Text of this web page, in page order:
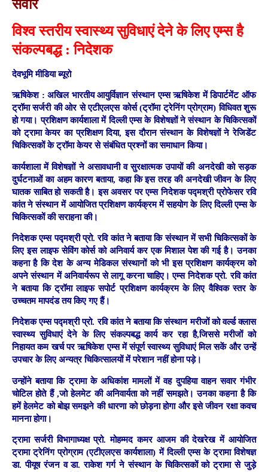
सवार
विश्व स्तरीय स्वास्थ्य सुविधाएं देने के लिए एम्स है
संकल्पबद्ध : निदेशक
देवभूमि मीडिया ब्यूरो
ऋषिकेश : अखिल भारतीय आयुर्विज्ञान संस्थान एम्स ऋषिकेश में डिपार्टमेंट ऑफ
ट्रॉमा सर्जरी की ओर से एटीएलएस कोर्स (ट्रॉमा ट्रेनिंग प्रोग्राम) विधिवत शुरू
हो गया। प्रशिक्षण कार्यशाला में दिल्ली एम्स के विशेषज्ञों ने संस्थान के चिकित्सकों
को ट्रामा केयर का प्रशिक्षण दिया, इस दौरान संस्थान के विशेषज्ञों ने रेजिडेंट
चिकित्सकों के ट्रॉमा केयर से संबंधित प्रश्नों का समाधान किया।
कार्यशाला में विशेषज्ञों ने असावधानी व सुरक्षात्मक उपायों की अनदेखी को सड़क
दुर्घटनाओं का अहम कारण बताया, कहा कि इस तरह की अनदेखी जीवन के लिए
घातक साबित हो सकती है। इस अवसर पर एम्स निदेशक पद्मश्री प्रोफेसर रवि
कांत ने संस्थान में आयोजित प्रशिक्षण कार्यक्रम में सहयोग के लिए ​दिल्ली एम्स के
चिकित्सकों की सराहना की।
निदेशक एम्स पद्मश्री प्रो. रवि कांत ने बताया कि संस्थान में सभी चिकित्सकों के
लिए इस लाइफ सेविंग कोर्स को अनिवार्य कर एक मिशाल पेश की गई है। उनका
कहना है कि देश के अन्य मेडिकल संस्थानों को भी इस प्रशिक्षण कार्यक्रम को
अपने संस्थान में अनिवार्यरूप से लागू करना चाहिए। एम्स निदेशक प्रो. रवि कांत
ने बताया कि ट्रॉमा लाइफ सपोर्ट प्रशिक्षण कार्यक्रम के लिए वैश्विक स्तर के
उच्चतम मापदंड तय किए गए हैं।
निदेशक एम्स पद्मश्री प्रो. रवि कांत ने बताया कि संस्थान मरीजों को वर्ल्ड क्लास
स्वास्थ्य सुविधाएं देने के लिए संकल्पबद्ध कार्य कर रहा है,जिससे मरीजों को
निहायत कम खर्च पर ऋषिकेश एम्स में संपूर्ण स्वास्थ्य सुविधाएं मिल सकें और उन्हें
उपचार के लिए अन्यत्र चिकित्सालयों में परेशान नहीं होना पड़े।
उन्होंने बताया कि ट्रामा के अधिकांश मामलों में वह दुपहिया वाहन सवार गंभीर
चोटिल होते हैं ,जो हेलमेट की अनिवार्यता को नहीं समझते। उनका कहना है कि
हमें हेलमेट को बोझ समझने की धारणा को छोड़ना होगा और इसे जीवन रक्षा कवच
मानना होगा।
ट्रामा सर्जरी विभागाध्यक्ष प्रो. मोहम्मद कमर आजम की देखरेख में आयोजित
ट्रामा ट्रेनिंग प्रोग्राम (एटीएलएस कार्यशाला) में दिल्ली एम्स के ट्रामा विशेषज्ञ
डा. पीयूष रंजन व डा. राकेश गर्ग ने संस्थान के चिकित्सकों को ट्रामा से जुड़े